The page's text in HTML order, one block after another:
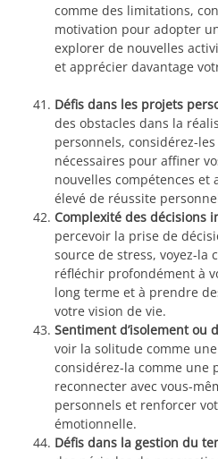
comme des limitations,
motivation pour adopter
explorer de nouvelles
et apprécier davantage
Défis dans les projets
des obstacles dans la
personnels, considérez-
nécessaires pour affiner
nouvelles compétences
élevé de réussite
Complexité des décisions
percevoir la prise de
source de stress, voyez-la
réfléchir profondément à
long terme et à prendre
votre vision de vie.
Sentiment d’isolement ou
voir la solitude comme
considérez-la comme une
reconnecter avec vous-
personnels et renforcer
émotionnelle.
Défis dans la gestion du